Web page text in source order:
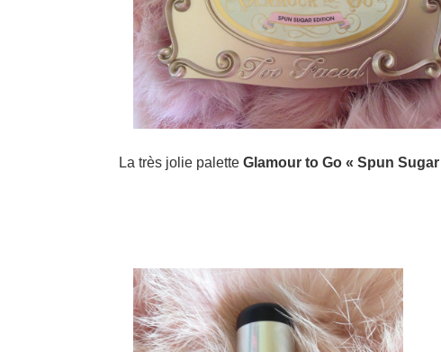
La très jolie paletteGlamour to Go « Spun